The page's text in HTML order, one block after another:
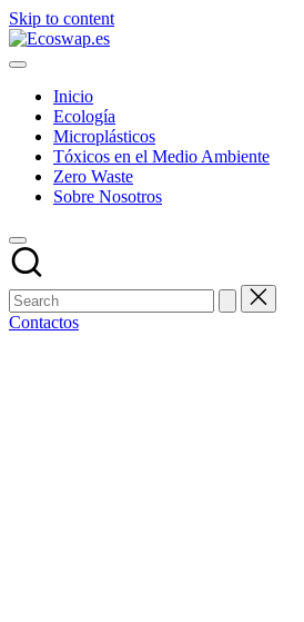
Skip to content
Inicio
Ecología
Microplásticos
Tóxicos en el Medio Ambiente
Zero Waste
Sobre Nosotros
Contactos